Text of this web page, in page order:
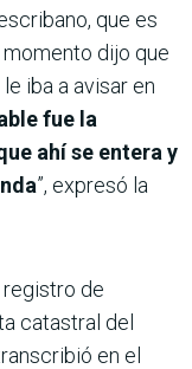
que es
dijo que
iba a avisar en
fue la
ahí se entera y
”, expresó la
de
catastral del
en el